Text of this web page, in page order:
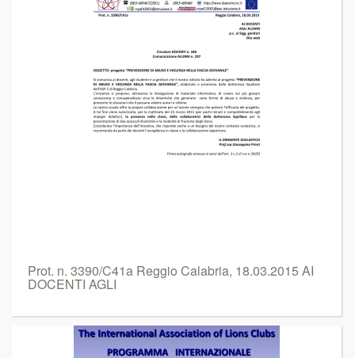
Prot. n. 3390/C41a Reggio Calabria, 18.03.2015 AI
DOCENTI AGLI